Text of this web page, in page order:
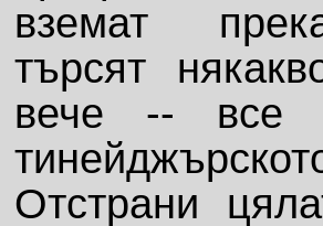
вземат
търсят
вече -- все
Отстрани